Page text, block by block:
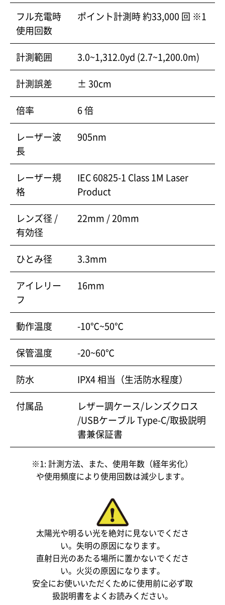
フル充電時
使用回数
ポイント計測時 約33,000 回 ※1
計測範囲 3.0~1,312.0yd (2.7~1,200.0m)
計測誤差 ± 30cm
倍率 6 倍
レーザー波
長
905nm
レーザー規
格
IEC 60825-1 Class 1M Laser
Product
レンズ径 /
有効径
22mm / 20mm
ひとみ径 3.3mm
アイレリー
フ
16mm
動作温度 -10℃~50℃
保管温度 -20~60℃
防水 IPX4 相当（生活防水程度）
付属品
レザー調ケース/レンズクロス
/USBケーブル Type-C/取扱説明
書兼保証書
※1: 計測方法、また、使用年数（経年劣化）
や使用頻度により使用回数は減少します。
太陽光や明るい光を絶対に見ないでくださ
い。失明の原因になります。
直射日光のあたる場所に置かないでくださ
い。火災の原因になります。
安全にお使いいただくために使用前に必ず取
扱説明書をよくお読みください。